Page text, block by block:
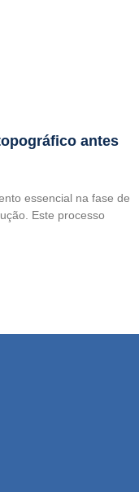
antes
essencial na fase de
Este processo